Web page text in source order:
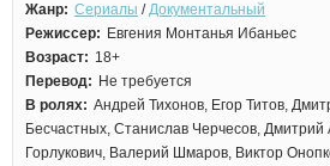
Жанр: Сериалы /Документальный
Режиссер: Евгения Монтанья Ибаньес
Возраст: 18+
Перевод: Не требуется
В ролях: Андрей Тихонов, Егор Титов,
Бесчастных, Станислав Черчесов, Дмитрий
Горлукович, Валерий Шмаров, Виктор